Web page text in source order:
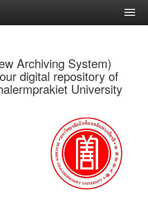
Archiving System)
digital repository of
University